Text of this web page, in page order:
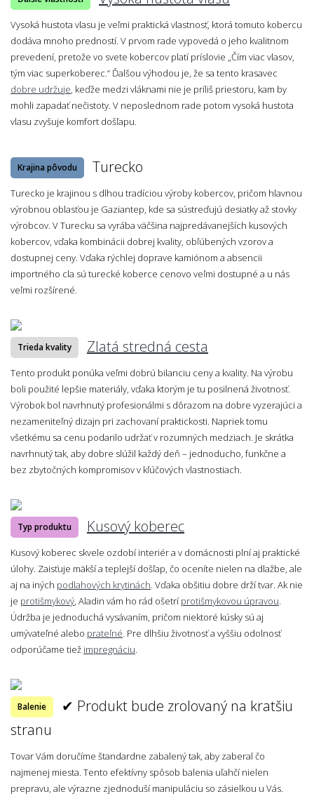
Vysoká hustota vlasu je veľmi praktická vlastnosť, ktorá tomuto kobercu
dodáva mnoho predností. V prvom rade vypovedá o jeho kvalitnom
prevedení, pretože vo svete kobercov platí príslovie „Čím viac vlasov,
tým viac superkoberec.“ Ďalšou výhodou je, že sa tento krasavec
dobre udržuje , keďže medzi vláknami nie je príliš priestoru, kam by
mohli zapadať nečistoty. V neposlednom rade potom vysoká hustota
vlasu zvyšuje komfort došľapu.
Krajina pôvodu Turecko
Turecko je krajinou s dlhou tradíciou výroby kobercov, pričom hlavnou
výrobnou oblasťou je Gaziantep, kde sa sústreďujú desiatky až stovky
výrobcov. V Turecku sa vyrába väčšina najpredávanejších kusových
kobercov, vďaka kombinácii dobrej kvality, obľúbených vzorov a
dostupnej ceny. Vďaka rýchlej doprave kamiónom a absencii
importného cla sú turecké koberce cenovo veľmi dostupné a u nás
veľmi rozšírené.
Trieda kvality Zlatá stredná cesta
Tento produkt ponúka veľmi dobrú bilanciu ceny a kvality. Na výrobu
boli použité lepšie materiály, vďaka ktorým je tu posilnená životnosť.
Výrobok bol navrhnutý profesionálmi s dôrazom na dobre vyzerajúci a
nezameniteľný dizajn pri zachovaní praktickosti. Napriek tomu
všetkému sa cenu podarilo udržať v rozumných medziach. Je skrátka
navrhnutý tak, aby dobre slúžil každý deň – jednoducho, funkčne a
bez zbytočných kompromisov v kľúčových vlastnostiach.
Typ produktu Kusový koberec
Kusový koberec skvele ozdobí interiér a v domácnosti plní aj praktické
úlohy. Zaisťuje mäkší a teplejší došľap, čo oceníte nielen na dlažbe, ale
aj na iných podlahových krytinách . Vďaka obšitiu dobre drží tvar. Ak nie
je protišmykový , Aladin vám ho rád ošetríprotišmykovou úpravou
Údržba je jednoduchá vysávaním, pričom niektoré kúsky sú aj
umývateľné alebo prateľné . Pre dlhšiu životnosť a vyššiu odolnosť
odporúčame tiež impregnáciu
Balenie
✔ Produkt bude zrolovaný na kratšiu
stranu
Tovar Vám doručíme štandardne zabalený tak, aby zaberal čo
najmenej miesta. Tento efektívny spôsob balenia uľahčí nielen
prepravu, ale výrazne zjednoduší manipuláciu so zásielkou u Vás.